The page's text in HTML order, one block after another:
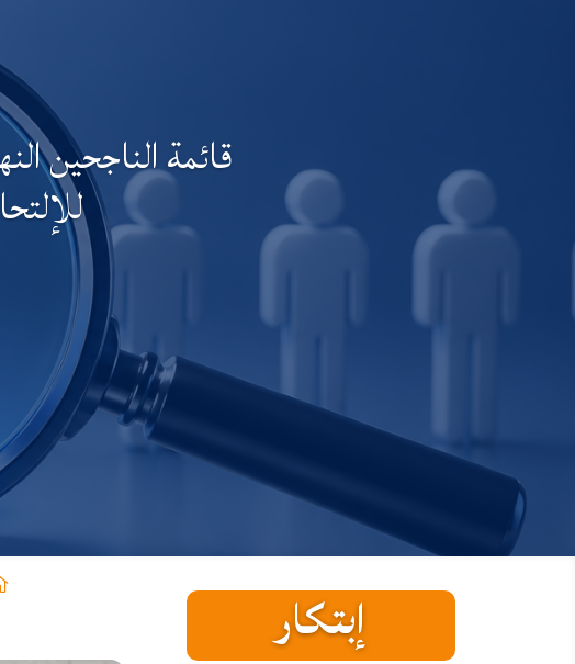
قائمة الناجحين
إبتكار